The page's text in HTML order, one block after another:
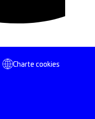
Charte cookies